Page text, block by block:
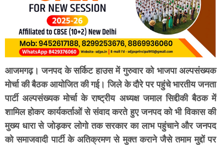
आजमगढ़। जनपद के सर्किट हाउस में गुरुवार को भाजपा अल्पसंख्यक
मोर्चा की बैठक आयोजित की गई। जिले के दौरे पर पहुंचे भारतीय जनता
पार्टी अल्पसंख्यक मोर्चा के राष्ट्रीय अध्यक्ष जमाल सिद्दीकी बैठक में
शामिल होकर कार्यकर्ताओं से संवाद करते हुए जनपद को भी विकास की
मुख्य धारा से जोड़कर लोगो तक सरकार का लाभ पहुंचाने और जनपद
को समाजवादी पार्टी के अतिक्रमण से मुक्त कराने जैसे तमाम मुद्दों पर